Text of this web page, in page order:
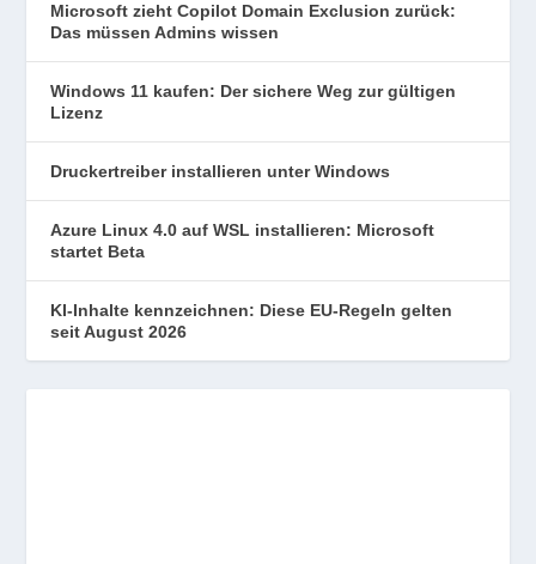
Microsoft zieht Copilot Domain Exclusion zurück:
Das müssen Admins wissen
Windows 11 kaufen: Der sichere Weg zur gültigen
Lizenz
Druckertreiber installieren unter Windows
Azure Linux 4.0 auf WSL installieren: Microsoft
startet Beta
KI-Inhalte kennzeichnen: Diese EU-Regeln gelten
seit August 2026